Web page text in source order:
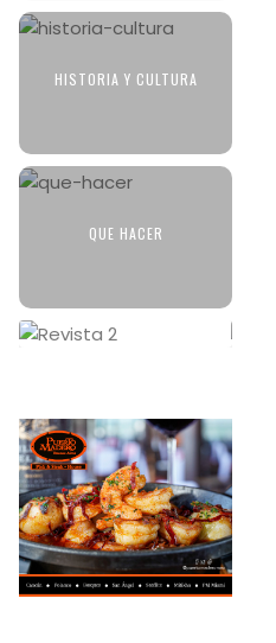
HISTORIA Y CULTURA
QUE HACER